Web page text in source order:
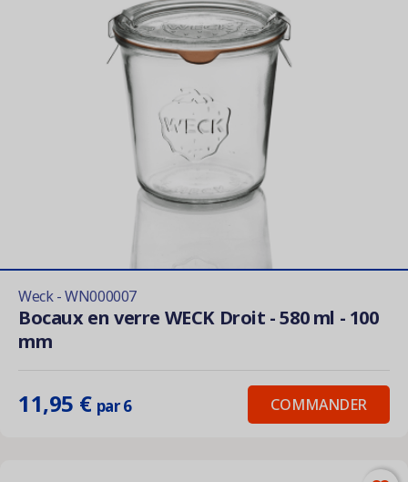
Weck - WN000007
Bocaux en verre WECK Droit - 580 ml - 100
mm
11,95 € par 6 COMMANDER